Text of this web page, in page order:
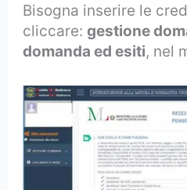
Bisogna inserire le
cliccare:gestione
domanda ed esiti, nel